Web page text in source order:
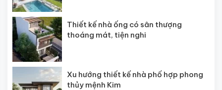
Thiết kế nhà ống có sân thượng
thoáng mát, tiện nghi
Xu hướng thiết kế nhà phố hợp phong
thủy mệnh Kim